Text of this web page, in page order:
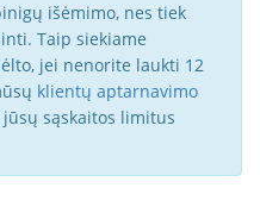
išėmimo, nes tiek
Taip siekiame
jei nenorite laukti 12
klientų aptarnavimo
sąskaitos limitus